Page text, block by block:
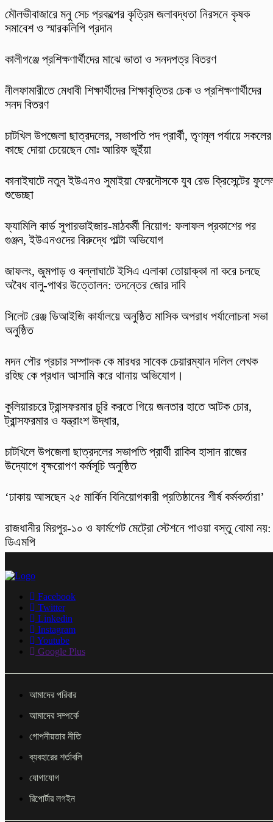
মৌলভীবাজারে মনু সেচ প্রকল্পের কৃত্রিম জলাবদ্ধতা নিরসনে কৃষক
সমাবেশ ও স্মারকলিপি প্রদান
কালীগঞ্জে প্রশিক্ষণার্থীদের মাঝে ভাতা ও সনদপত্র বিতরণ
নীলফামারীতে মেধাবী শিক্ষার্থীদের শিক্ষাবৃত্তির চেক ও প্রশিক্ষণার্থীদের
সনদ বিতরণ
চাটখিল উপজেলা ছাত্রদলের, সভাপতি পদ প্রার্থী, তৃণমূল পর্যায়ে সকলের
কাছে দোয়া চেয়েছেন মোঃ আরিফ ভূইঁয়া
কানাইঘাটে নতুন ইউএনও সুমাইয়া ফেরদৌসকে যুব রেড ক্রিসেন্টের
শুভেচ্ছা
ফ্যামিলি কার্ড সুপারভাইজার-মাঠকর্মী নিয়োগ: ফলাফল প্রকাশের পর
গুঞ্জন, ইউএনওদের বিরুদ্ধে পাল্টা অভিযোগ
​জাফলং, জুমপাড় ও বল্লাঘাটে ইসিএ এলাকা তোয়াক্কা না করে চলছে
অবৈধ বালু-পাথর উত্তোলন: তদন্তের জোর দাবি
‎সিলেট রেঞ্জ ডিআইজি কার্যালয়ে অনুষ্ঠিত মাসিক অপরাধ পর্যালোচনা সভা
অনুষ্ঠিত
মদন পৌর প্রচার সম্পাদক কে মারধর সাবেক চেয়ারম্যান দলিল লেখক
রহিছ কে প্রধান আসামি করে থানায় অভিযোগ।
কুলিয়ারচরে ট্রান্সফরমার চুরি করতে গিয়ে জনতার হাতে আটক চোর,
ট্রান্সফরমার ও যন্ত্রাংশ উদ্ধার,
চাটখিলে উপজেলা ছাত্রদলের সভাপতি প্রার্থী রাকিব হাসান রাজের
উদ্যোগে বৃক্ষরোপণ কর্মসূচি অনুষ্ঠিত
‘ঢাকায় আসছেন ২৫ মার্কিন বিনিয়োগকারী প্রতিষ্ঠানের শীর্ষ কর্মকর্তারা’
রাজধানীর মিরপুর-১০ ও ফার্মগেট মেট্রো স্টেশনে পাওয়া বস্তু বোমা নয়:
ডিএমপি
Facebook
Twitter
Linkedin
Instagram
Youtube
Google Plus
আমাদের পরিবার
আমাদের সম্পর্কে
গোপনীয়তার নীতি
ব্যবহারের শর্তাবলি
যোগাযোগ
রিপোর্টার লগইন